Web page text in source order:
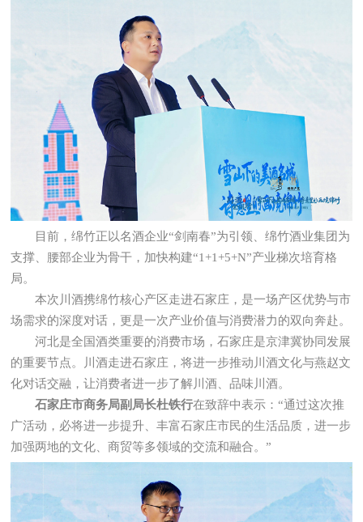
目前，绵竹正以名酒企业“剑南春”为引领、绵竹酒业集团为
支撑、腰部企业为骨干，加快构建“1+1+5+N”产业梯次培育格
局。
本次川酒携绵竹核心产区走进石家庄，是一场产区优势与市
场需求的深度对话，更是一次产业价值与消费潜力的双向奔赴。
河北是全国酒类重要的消费市场，石家庄是京津冀协同发展
的重要节点。川酒走进石家庄，将进一步推动川酒文化与燕赵文
化对话交融，让消费者进一步了解川酒、品味川酒。
石家庄市商务局副局长杜铁行在致辞中表示：“通过这次推
广活动，必将进一步提升、丰富石家庄市民的生活品质，进一步
加强两地的文化、商贸等多领域的交流和融合。”